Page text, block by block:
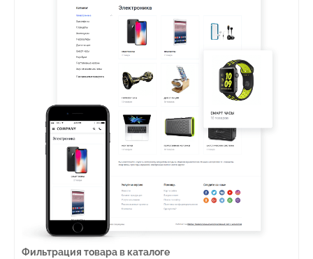
Фильтрация товара в каталоге